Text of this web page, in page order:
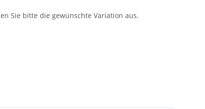
Sie bitte die gewünschte Variation aus.